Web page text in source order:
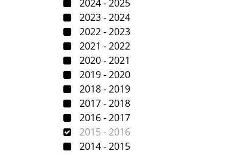
2024 - 2025
2023 - 2024
2022 - 2023
2021 - 2022
2020 - 2021
2019 - 2020
2018 - 2019
2017 - 2018
2016 - 2017
2015 - 2016
2014 - 2015